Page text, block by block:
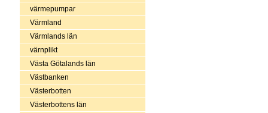
värmepumpar
Värmland
Värmlands län
värnplikt
Västa Götalands län
Västbanken
Västerbotten
Västerbottens län